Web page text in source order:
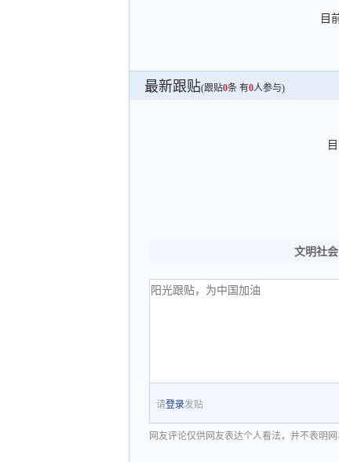
目
最新跟贴(跟贴0条 有0人参与)
文明社
请登录发贴
网友评论仅供网友表达个人看法，并不表明